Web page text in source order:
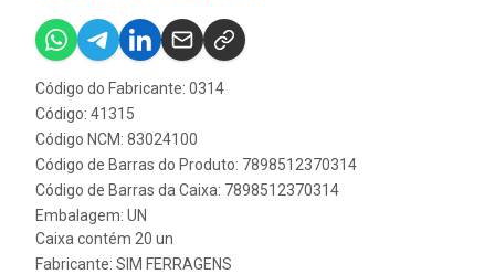
Código do Fabricante: 0314
Código: 41315
Código NCM: 83024100
Código de Barras do Produto: 7898512370314
Código de Barras da Caixa: 7898512370314
Embalagem: UN
Caixa contém 20 un
Fabricante: SIM FERRAGENS